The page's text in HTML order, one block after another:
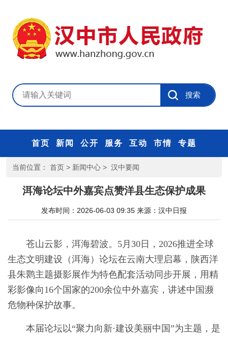
首页 新闻 公开 服务 互动 市情 专题
当前位置： 首页 > 新闻中心 > 汉中要闻
洱海论坛中外嘉宾点赞洋县生态保护成果
发布时间：2026-06-03 09:35 来源： 汉中日报
苍山云影，洱海碧波。5月30日，2026推进全球
生态文明建设（洱海）论坛在云南大理启幕，陕西洋
县朱鹮主题摄影展作为特色配套活动同步开展，用精
彩影像向16个国家的200余位中外嘉宾，讲述中国濒
危物种保护故事。
本届论坛以“聚力向新·建设美丽中国”为主题，是